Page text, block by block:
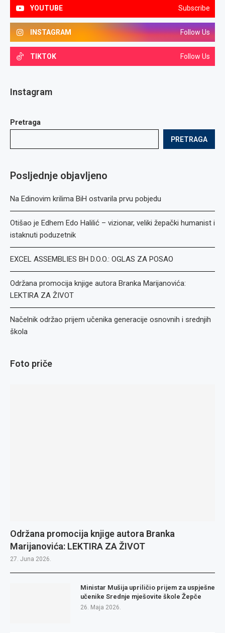
YOUTUBE Subscribe
INSTAGRAM Follow Us
TIKTOK Follow Us
Instagram
Pretraga
PRETRAGA
Posljednje objavljeno
Na Edinovim krilima BiH ostvarila prvu pobjedu
Otišao je Edhem Edo Halilić – vizionar, veliki žepački humanist i
istaknuti poduzetnik
EXCEL ASSEMBLIES BH D.O.O.: OGLAS ZA POSAO
Održana promocija knjige autora Branka Marijanovića:
LEKTIRA ZA ŽIVOT
Načelnik održao prijem učenika generacije osnovnih i srednjih
škola
Foto priče
Održana promocija knjige autora Branka
Marijanovića: LEKTIRA ZA ŽIVOT
27. Juna 2026.
Ministar Mušija upriličio prijem za uspješne
učenike Srednje mješovite škole Žepče
26. Maja 2026.